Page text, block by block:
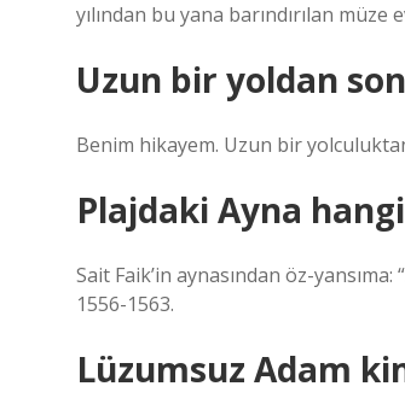
yılından bu yana barındırılan müze
Uzun bir yoldan
Benim hikayem. Uzun bir
Plajdaki Ayna
Sait Faik’in aynasından öz-
1556-1563.
Lüzumsuz Adam